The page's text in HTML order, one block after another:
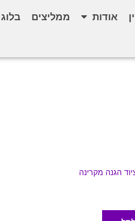
אודות ממליצים בלוג
הגנה מקרינה